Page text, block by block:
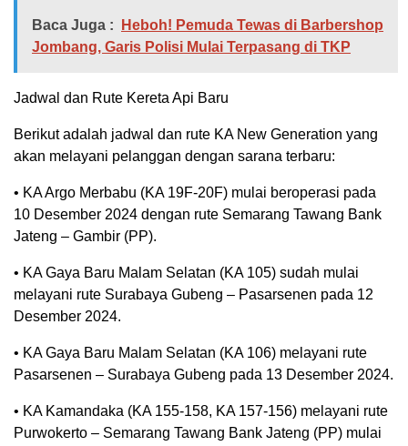
Baca Juga :
Heboh! Pemuda Tewas di Barbershop
Jombang, Garis Polisi Mulai Terpasang di TKP
Jadwal dan Rute Kereta Api Baru
Berikut adalah jadwal dan rute KA New Generation yang
akan melayani pelanggan dengan sarana terbaru:
• KA Argo Merbabu (KA 19F-20F) mulai beroperasi pada
10 Desember 2024 dengan rute Semarang Tawang Bank
Jateng – Gambir (PP).
• KA Gaya Baru Malam Selatan (KA 105) sudah mulai
melayani rute Surabaya Gubeng – Pasarsenen pada 12
Desember 2024.
• KA Gaya Baru Malam Selatan (KA 106) melayani rute
Pasarsenen – Surabaya Gubeng pada 13 Desember 2024.
• KA Kamandaka (KA 155-158, KA 157-156) melayani rute
Purwokerto – Semarang Tawang Bank Jateng (PP) mulai